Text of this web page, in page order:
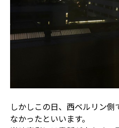
しかしこの日、西ベルリン
なかったといいます。